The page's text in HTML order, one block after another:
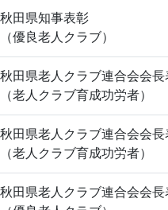
秋田県知事表彰
（優良老人クラブ）
秋田県老人クラブ連合会会長
（老人クラブ育成功労者）
秋田県老人クラブ連合会会長
（老人クラブ育成功労者）
秋田県老人クラブ連合会会長